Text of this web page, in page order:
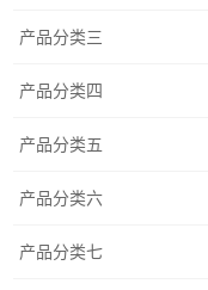
产品分类三
产品分类四
产品分类五
产品分类六
产品分类七